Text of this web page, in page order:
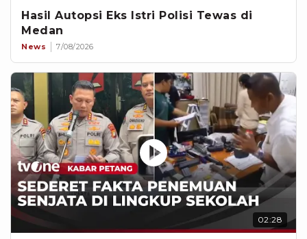
Hasil Autopsi Eks Istri Polisi Tewas di
Medan
News 7/08/2026
02:28